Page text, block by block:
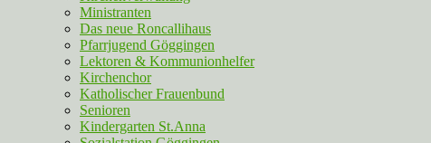
Ministranten
Das neue Roncallihaus
Pfarrjugend Göggingen
Lektoren & Kommunionhelfer
Kirchenchor
Katholischer Frauenbund
Senioren
Kindergarten St.Anna